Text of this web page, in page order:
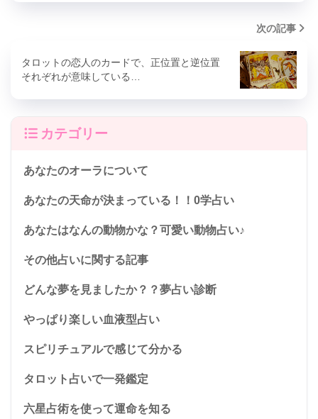
次の記事
タロットの恋人のカードで、正位置と逆位置
それぞれが意味している…
カテゴリー
あなたのオーラについて
あなたの天命が決まっている！！0学占い
あなたはなんの動物かな？可愛い動物占い♪
その他占いに関する記事
どんな夢を見ましたか？？夢占い診断
やっぱり楽しい血液型占い
スピリチュアルで感じて分かる
タロット占いで一発鑑定
六星占術を使って運命を知る